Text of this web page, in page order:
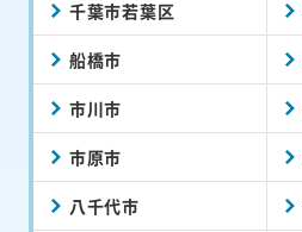
千葉市若葉区
船橋市
市川市
市原市
八千代市